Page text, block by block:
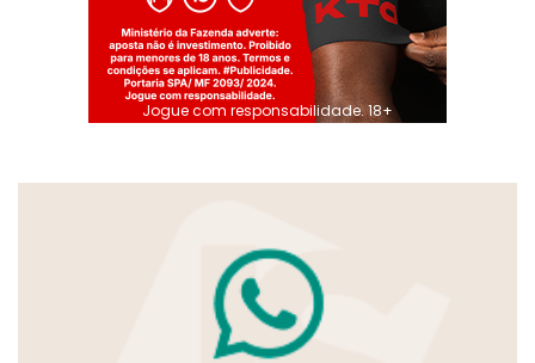
Jogue com responsabilidade. 18+